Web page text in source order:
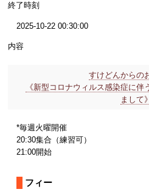
終了時刻
2025-10-22 00:30:00
内容
すけどんからの
《新型コロナウィルス感染症に伴
まして》
*毎週火曜開催
20:30集合（練習可）
21:00開始
フィー